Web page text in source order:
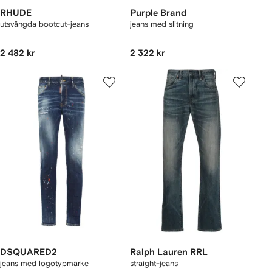
RHUDE
utsvängda bootcut-jeans
2 482 kr
Purple Brand
jeans med slitning
2 322 kr
DSQUARED2
jeans med logotypmärke
Ralph Lauren RRL
straight-jeans